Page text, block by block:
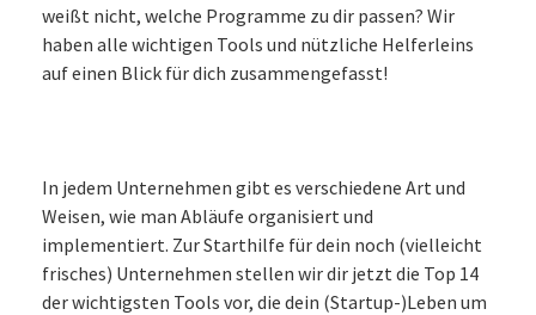
weißt nicht, welche Programme zu dir passen? Wir
haben alle wichtigen Tools und nützliche Helferleins
auf einen Blick für dich zusammengefasst!
In jedem Unternehmen gibt es verschiedene Art und
Weisen, wie man Abläufe organisiert und
implementiert. Zur Starthilfe für dein noch (vielleicht
frisches) Unternehmen stellen wir dir jetzt die Top 14
der wichtigsten Tools vor, die dein (Startup-)Leben um